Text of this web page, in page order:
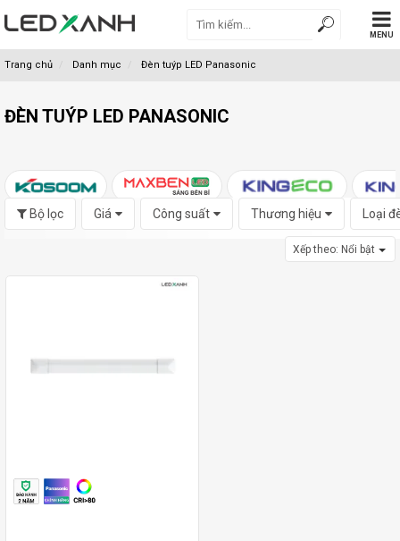
MENU
Trang chủ Danh mục Đèn tuýp LED Panasonic
ĐÈN TUÝP LED PANASONIC
Bộ lọc Giá Công suất Thương hiệu
Xếp theo: Nổi bật
Loại